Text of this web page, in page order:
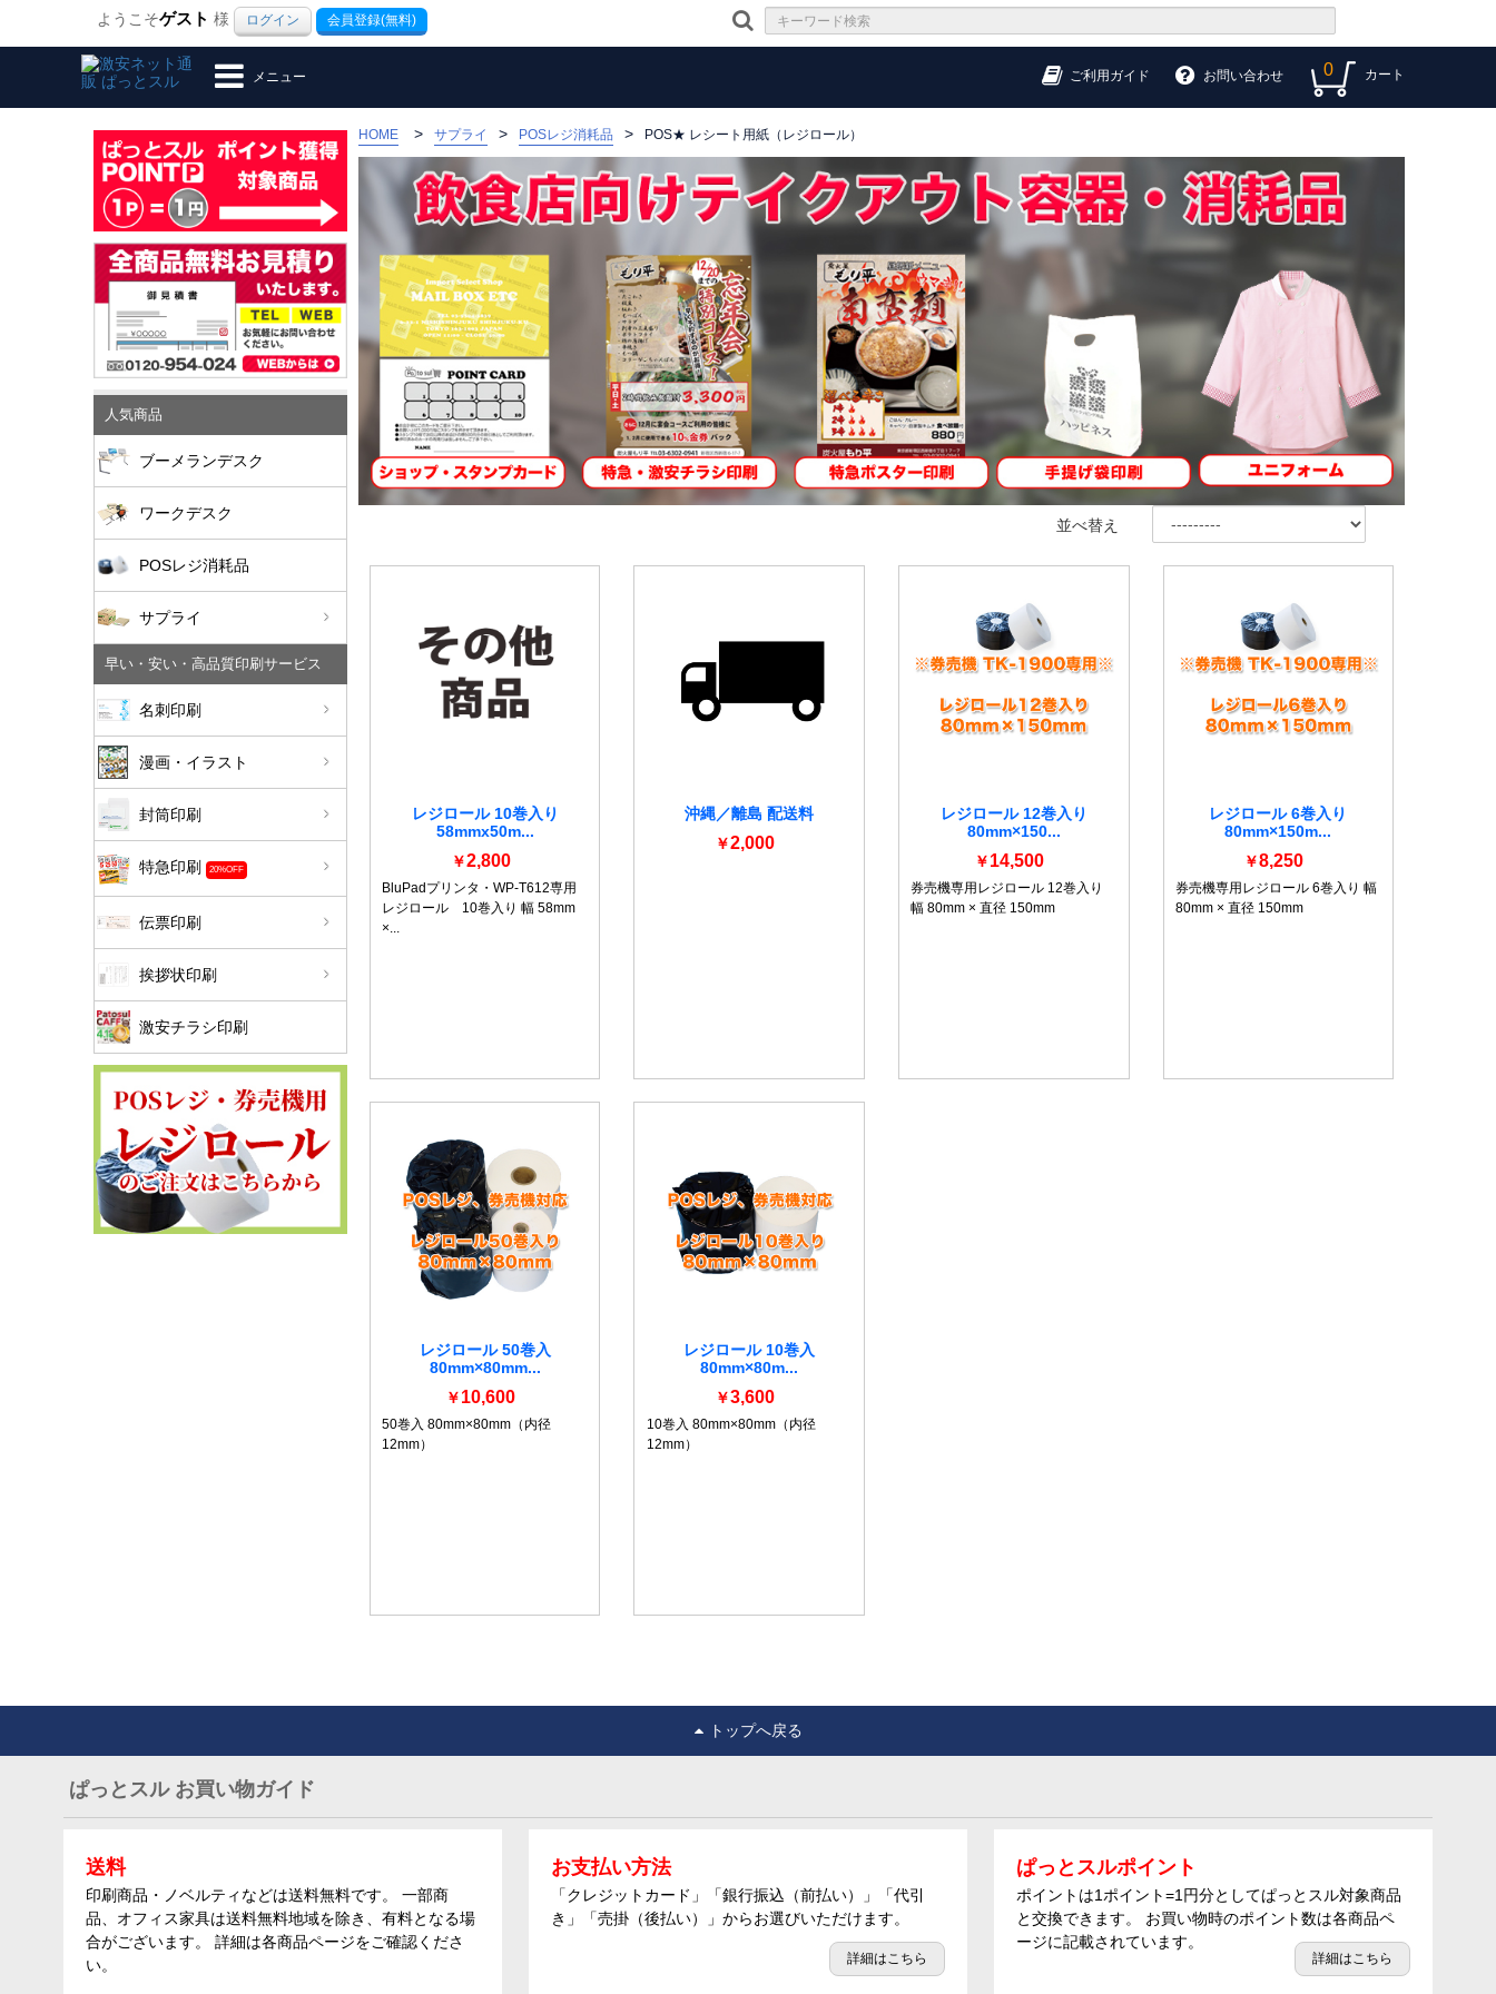
ようこそゲスト 様 ログイン 会員登録(無料)
メニュー 0 カート
お問い合わせ
ご利用ガイド
人気商品
ブーメランデスク
ワークデスク
POSレジ消耗品
サプライ
早い・安い・高品質印刷サービス
名刺印刷
漫画・イラスト
封筒印刷
特急印刷 20%OFF
伝票印刷
挨拶状印刷
激安チラシ印刷
HOME > サプライ POSレジ消耗品 POS★ レシート用紙（レジロール）
並べ替え
レジロール 10巻入り
58mmx50m...
￥2,800
BluPadプリンタ・WP-T612専用
レジロール 10巻入り 幅 58mm
×...
沖縄／離島 配送料
￥2,000
レジロール 12巻入り
80mm×150...
￥ 14,500
券売機専用レジロール 12巻入り
幅 80mm × 直径 150mm
レジロール 6巻入り
80mm×150m...
￥8,250
券売機専用レジロール 6巻入り 幅
80mm × 直径 150mm
レジロール 50巻入
80mm×80mm...
￥ 10,600
50巻入 80mm×80mm（内径
12mm）
レジロール 10巻入
80mm×80m...
￥3,600
10巻入 80mm×80mm（内径
12mm）
トップへ戻る
ぱっとスル お買い物ガイド
送料
印刷商品・ノベルティなどは送料無料です。 一部商
品、オフィス家具は送料無料地域を除き、有料となる場
合がございます。 詳細は各商品ページをご確認くださ
い。
お支払い方法
「クレジットカード」「銀行振込（前払い）」「代引
き」「売掛（後払い）」からお選びいただけます。
詳細はこちら
ぱっとスルポイント
ポイントは1ポイント=1円分としてぱっとスル対象商品
と交換できます。 お買い物時のポイント数は各商品ペ
ージに記載されています。
詳細はこちら